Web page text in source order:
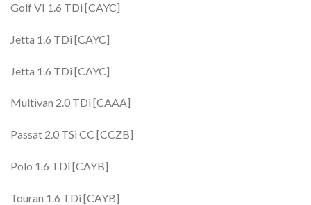
Golf VI 1.6 TDi [CAYC]
Jetta 1.6 TDi [CAYC]
Jetta 1.6 TDi [CAYC]
Multivan 2.0 TDi [CAAA]
Passat 2.0 TSi CC [CCZB]
Polo 1.6 TDi [CAYB]
Touran 1.6 TDi [CAYB]